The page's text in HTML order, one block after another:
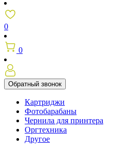
0
0
Обратный звонок
Картриджи
Фотобарабаны
Чернила для принтера
Оргтехника
Другое